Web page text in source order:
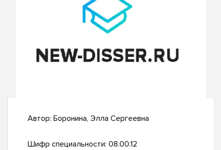
Автор: Боронина, Элла Сергеевна
Шифр специальности: 08.00.12